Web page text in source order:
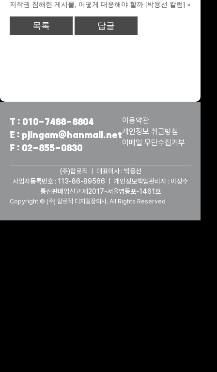
저작권 침해한 게시물, 어떻게 대응해야 할까 [박용선 칼럼] »
목록 답글
T : 010-7488-8804
E : pjingam@hanmail.net
F : 02-855-0830
이용약관
개인정보 취급방침
이메일 무단수집거부
(주)탑로직 ㅣ 대표이사 : 박용선
사업자등록번호 : 113-86-89566 ㅣ 개인정보책임관리자 : 이정수
통신판매업신고 제2017-서울영등포-1461호
Copyright © (주) 탑로직 디지털장의사. All Rights Reserved